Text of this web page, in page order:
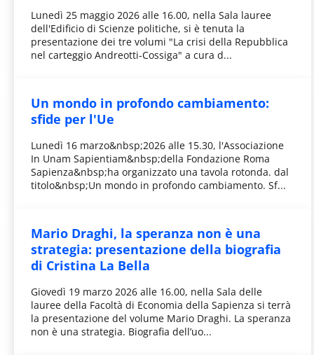
Lunedì 25 maggio 2026 alle 16.00, nella Sala lauree
dell'Edificio di Scienze politiche, si è tenuta la
presentazione dei tre volumi "La crisi della Repubblica
nel carteggio Andreotti-Cossiga" a cura d...
Un mondo in profondo cambiamento:
sfide per l'Ue
Lunedì 16 marzo&nbsp;2026 alle 15.30, l'Associazione
In Unam Sapientiam&nbsp;della Fondazione Roma
Sapienza&nbsp;ha organizzato una tavola rotonda. dal
titolo&nbsp;Un mondo in profondo cambiamento. Sf...
Mario Draghi, la speranza non è una
strategia: presentazione della biografia
di Cristina La Bella
Giovedì 19 marzo 2026 alle 16.00, nella Sala delle
lauree della Facoltà di Economia della Sapienza si terrà
la presentazione del volume Mario Draghi. La speranza
non è una strategia. Biografia dell’uo...